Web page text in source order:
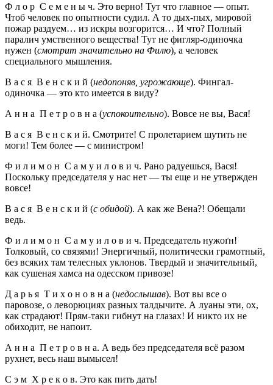
Ф л о р С е м е н ы ч. Это верно! Тут что главное — опыт.
Чтоб человек по опытности судил. А то дых-пых, мировой
пожар раздуем… из искры возгорится… И что? Полный
паралич умственного вещества! Тут не фигляр-одиночка
нужен (смотрит значительно на Филю), а человек
специального мышления.
В а с я В е н с к и й (недопоняв, угрожающе). Фингал-
одиночка — это кто имеется в виду?
А н н а П е т р о в н а (успокоительно). Вовсе не вы, Вася!
В а с я В е н с к и й. Смотрите! С пролетарием шутить не
моги! Тем более — с министром!
Ф и л и м о н С а м у и л о в и ч. Рано радуешься, Вася!
Поскольку председателя у нас нет — ты еще и не утвержден
вовсе!
В а с я В е н с к и й (с обидой). А как же Вена?! Обещали
ведь.
Ф и л и м о н С а м у и л о в и ч. Председатель нужоґн!
Толковый, со связями! Энергичный, политически грамотный,
без всяких там телесных уклонов. Твердый и значительный,
как сушеная хамса на одесском привозе!
Д а р ь я Т и х о н о в н а (недослышав). Вот вы все о
паровозе, о леворюциях разных талдычите. А луаны эти, ох,
как страдают! Прям-таки гибнут на глазах! И никто их не
обиходит, не напоит.
А н н а П е т р о в н а. А ведь без председателя всё разом
рухнет, весь наш вымысел!
С э м Х р е к о в. Это как пить дать!